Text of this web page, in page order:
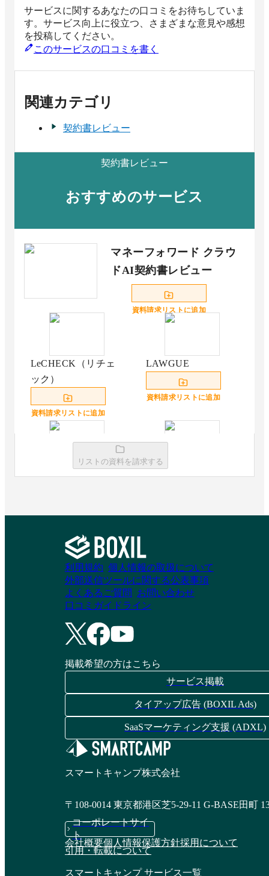
サービスに関するあなたの口コミをお待ちしていま
す。サービス向上に役立つ、さまざまな意見や感想
を投稿してください。
このサービスの口コミを書く
関連カテゴリ
契約書レビュー
契約書レビュー
おすすめのサービス
マネーフォワード クラウ
ドAI契約書レビュー
資料請求リストに追加
LeCHECK（リチェ
ック）
資料請求リストに追加
LAWGUE
資料請求リストに追加
BoostDraft クラウドリーガル
クラウドサイン レビ
リストの資料を請求する
利用規約 個人情報の取扱について
外部送信ツールに関する公表事項
よくあるご質問
お問い合わせ
口コミガイドライン
掲載希望の方はこちら
サービス掲載
タイアップ広告 (BOXIL Ads)
SaaSマーケティング支援 (ADXL)
スマートキャンプ株式会社
〒108-0014 東京都港区芝5-29-11 G-BASE田町
コーポレートサイ
ト
会社概要個人情報保護方針採用について
引用・転載について
スマートキャンプ サービス一覧